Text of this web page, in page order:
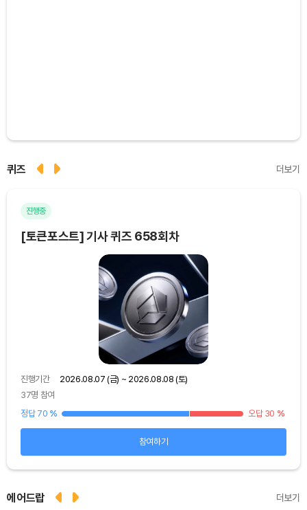
퀴즈 더보기
진행중
[토큰포스트] 기사 퀴즈 658회차
진행기간
2026.08.07 (금) ~ 2026.08.08 (토)
37명 참여
정답 70 % 오답 30 %
참여하기
에어드랍 더보기